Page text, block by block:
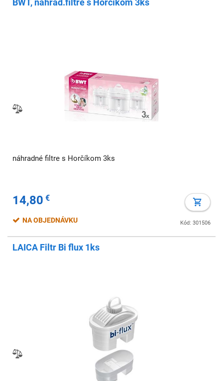
BWT, náhrad.filtre s Horčíkom 3ks
náhradné filtre s Horčíkom 3ks
14,80 €
Kód: 301506
NA OBJEDNÁVKU
LAICA Filtr Bi flux 1ks